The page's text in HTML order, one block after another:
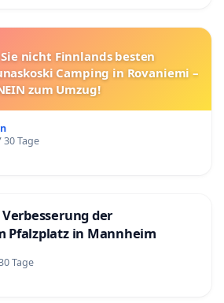
nicht Finnlands besten
Camping in Rovaniemi –
zum Umzug!
Tage
der
Pfalzplatz in Mannheim
Tage